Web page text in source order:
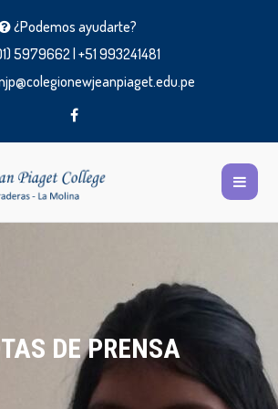
¿Podemos ayudarte?
5979662 | +51 993241481
DE PRENSA